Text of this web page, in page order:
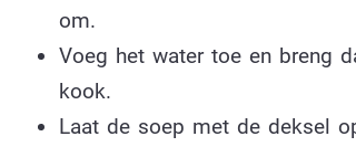
om.
Voeg het water toe en breng
kook.
Laat de soep met de deksel